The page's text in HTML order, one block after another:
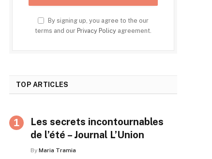
By signing up, you agree to the our
terms and our Privacy Policy agreement.
TOP ARTICLES
Les secrets incontournables
de l’été – Journal L’Union
By Maria Tramia